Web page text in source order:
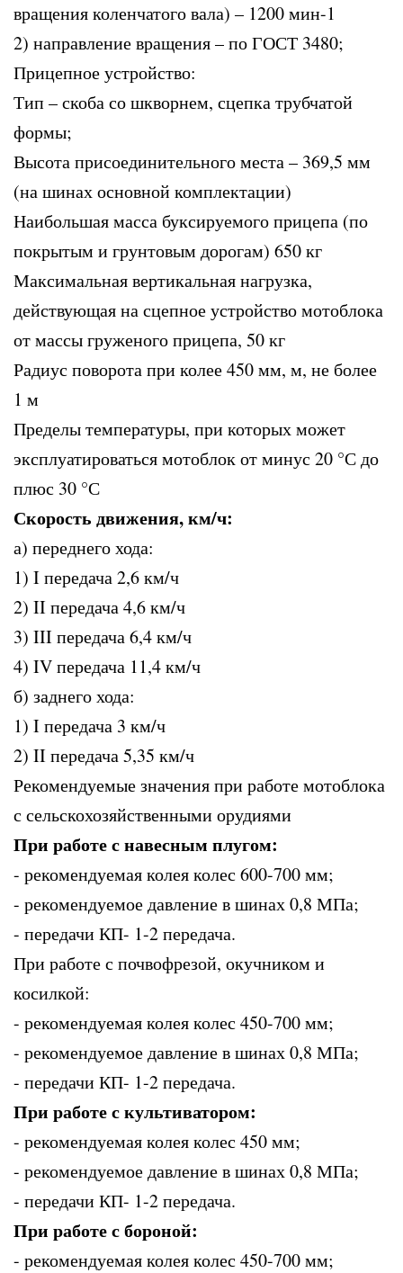
вращения коленчатого вала) – 1200 мин-1
2) направление вращения – по ГОСТ 3480;
Прицепное устройство:
Тип – скоба со шкворнем, сцепка трубчатой
формы;
Высота присоединительного места – 369,5 мм
(на шинах основной комплектации)
Наибольшая масса буксируемого прицепа (по
покрытым и грунтовым дорогам) 650 кг
Максимальная вертикальная нагрузка,
действующая на сцепное устройство мотоблока
от массы груженого прицепа, 50 кг
Радиус поворота при колее 450 мм, м, не более
1 м
Пределы температуры, при которых может
эксплуатироваться мотоблок от минус 20 °С до
плюс 30 °С
Скорость движения, км/ч:
а) переднего хода:
1) I передача 2,6 км/ч
2) II передача 4,6 км/ч
3) III передача 6,4 км/ч
4) IV передача 11,4 км/ч
б) заднего хода:
1) I передача 3 км/ч
2) II передача 5,35 км/ч
Рекомендуемые значения при работе мотоблока
с сельскохозяйственными орудиями
При работе с навесным плугом:
- рекомендуемая колея колес 600-700 мм;
- рекомендуемое давление в шинах 0,8 МПа;
- передачи КП- 1-2 передача.
При работе с почвофрезой, окучником и
косилкой:
- рекомендуемая колея колес 450-700 мм;
- рекомендуемое давление в шинах 0,8 МПа;
- передачи КП- 1-2 передача.
При работе с культиватором:
- рекомендуемая колея колес 450 мм;
- рекомендуемое давление в шинах 0,8 МПа;
- передачи КП- 1-2 передача.
При работе с бороной:
- рекомендуемая колея колес 450-700 мм;